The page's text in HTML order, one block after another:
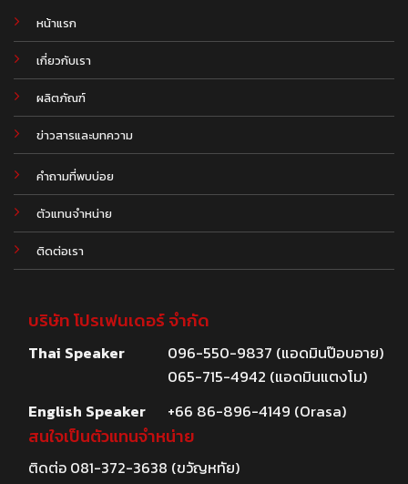
หน้าแรก
เกี่ยวกับเรา
ผลิตภัณฑ์
ข่าวสารและบทความ
.
คำถามที่พบบ่อย
ตัวแทนจำหน่าย
ติดต่อเรา
บริษัท โปรเฟนเดอร์ จำกัด
Thai Speaker
096-550-9837 (แอดมินป๊อบอาย)
065-715-4942 (แอดมินแตงโม)
English Speaker
+66 86-896-4149 (Orasa)
สนใจเป็นตัวแทนจำหน่าย
ติดต่อ 081-372-3638 (ขวัญหทัย)